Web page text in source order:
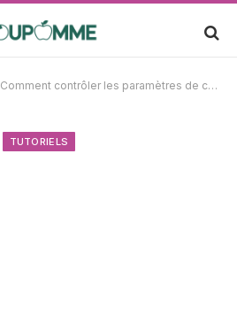
Comment contrôler les paramètres de confidentialité sur iPhone et iPad : guide complet
TUTORIELS